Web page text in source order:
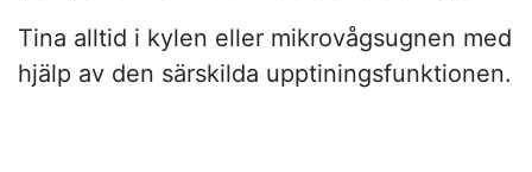
Tina alltid i kylen eller mikrovågsugnen med
hjälp av den särskilda upptiningsfunktionen.